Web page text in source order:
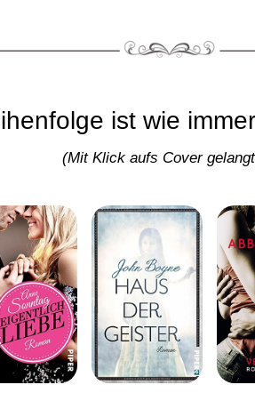
ist wie
(Mit Klick aufs Cover